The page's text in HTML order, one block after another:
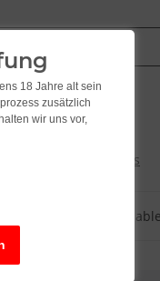
shipping costs
Immediately
18 Jahre alt sein
zusätzlich
wir uns vor,